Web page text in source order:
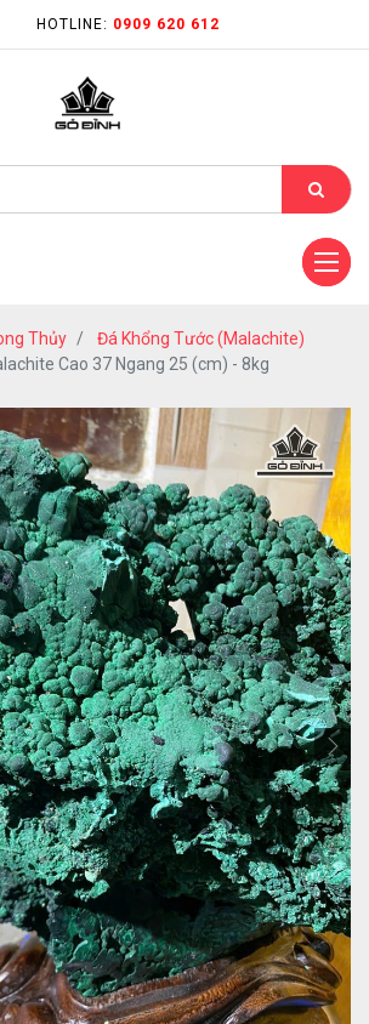
HOTLINE: 0909 620 612
Thủy
Đá Khổng Tước (Malachite)
Cao 37 Ngang 25 (cm) - 8kg